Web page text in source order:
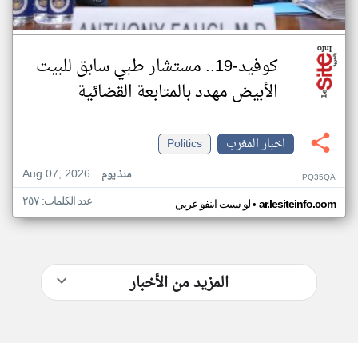
كوفيد-19.. مستشار طبي سابق للبيت
الأبيض مهدد بالمتابعة القضائية
اخبار المغرب
Politics
Aug 07, 2026
منذ يوم PQ35QA
لو سيت اينفو عربي• ar.lesiteinfo.com عدد الكلمات: ٢٥٧
المزيد من الأخبار